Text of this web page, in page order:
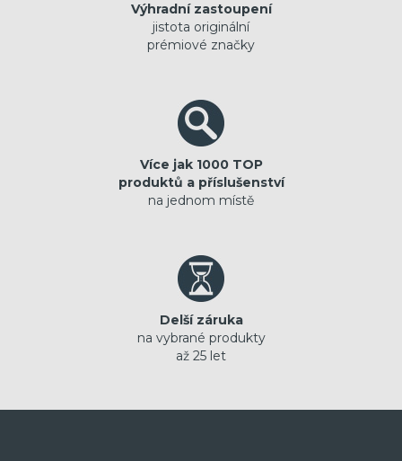
Výhradní zastoupení
jistota originální
prémiové značky
Více jak 1000 TOP
produktů a příslušenství
na jednom místě
Delší záruka
na vybrané produkty
až 25 let